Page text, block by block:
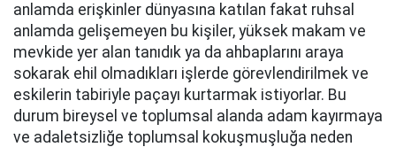
anlamda erişkinler dünyasına katılan fakat ruhsal
anlamda gelişemeyen bu kişiler, yüksek makam ve
mevkide yer alan tanıdık ya da ahbaplarını araya
sokarak ehil olmadıkları işlerde görevlendirilmek ve
eskilerin tabiriyle paçayı kurtarmak istiyorlar. Bu
durum bireysel ve toplumsal alanda adam kayırmaya
ve adaletsizliğe toplumsal kokuşmuşluğa neden